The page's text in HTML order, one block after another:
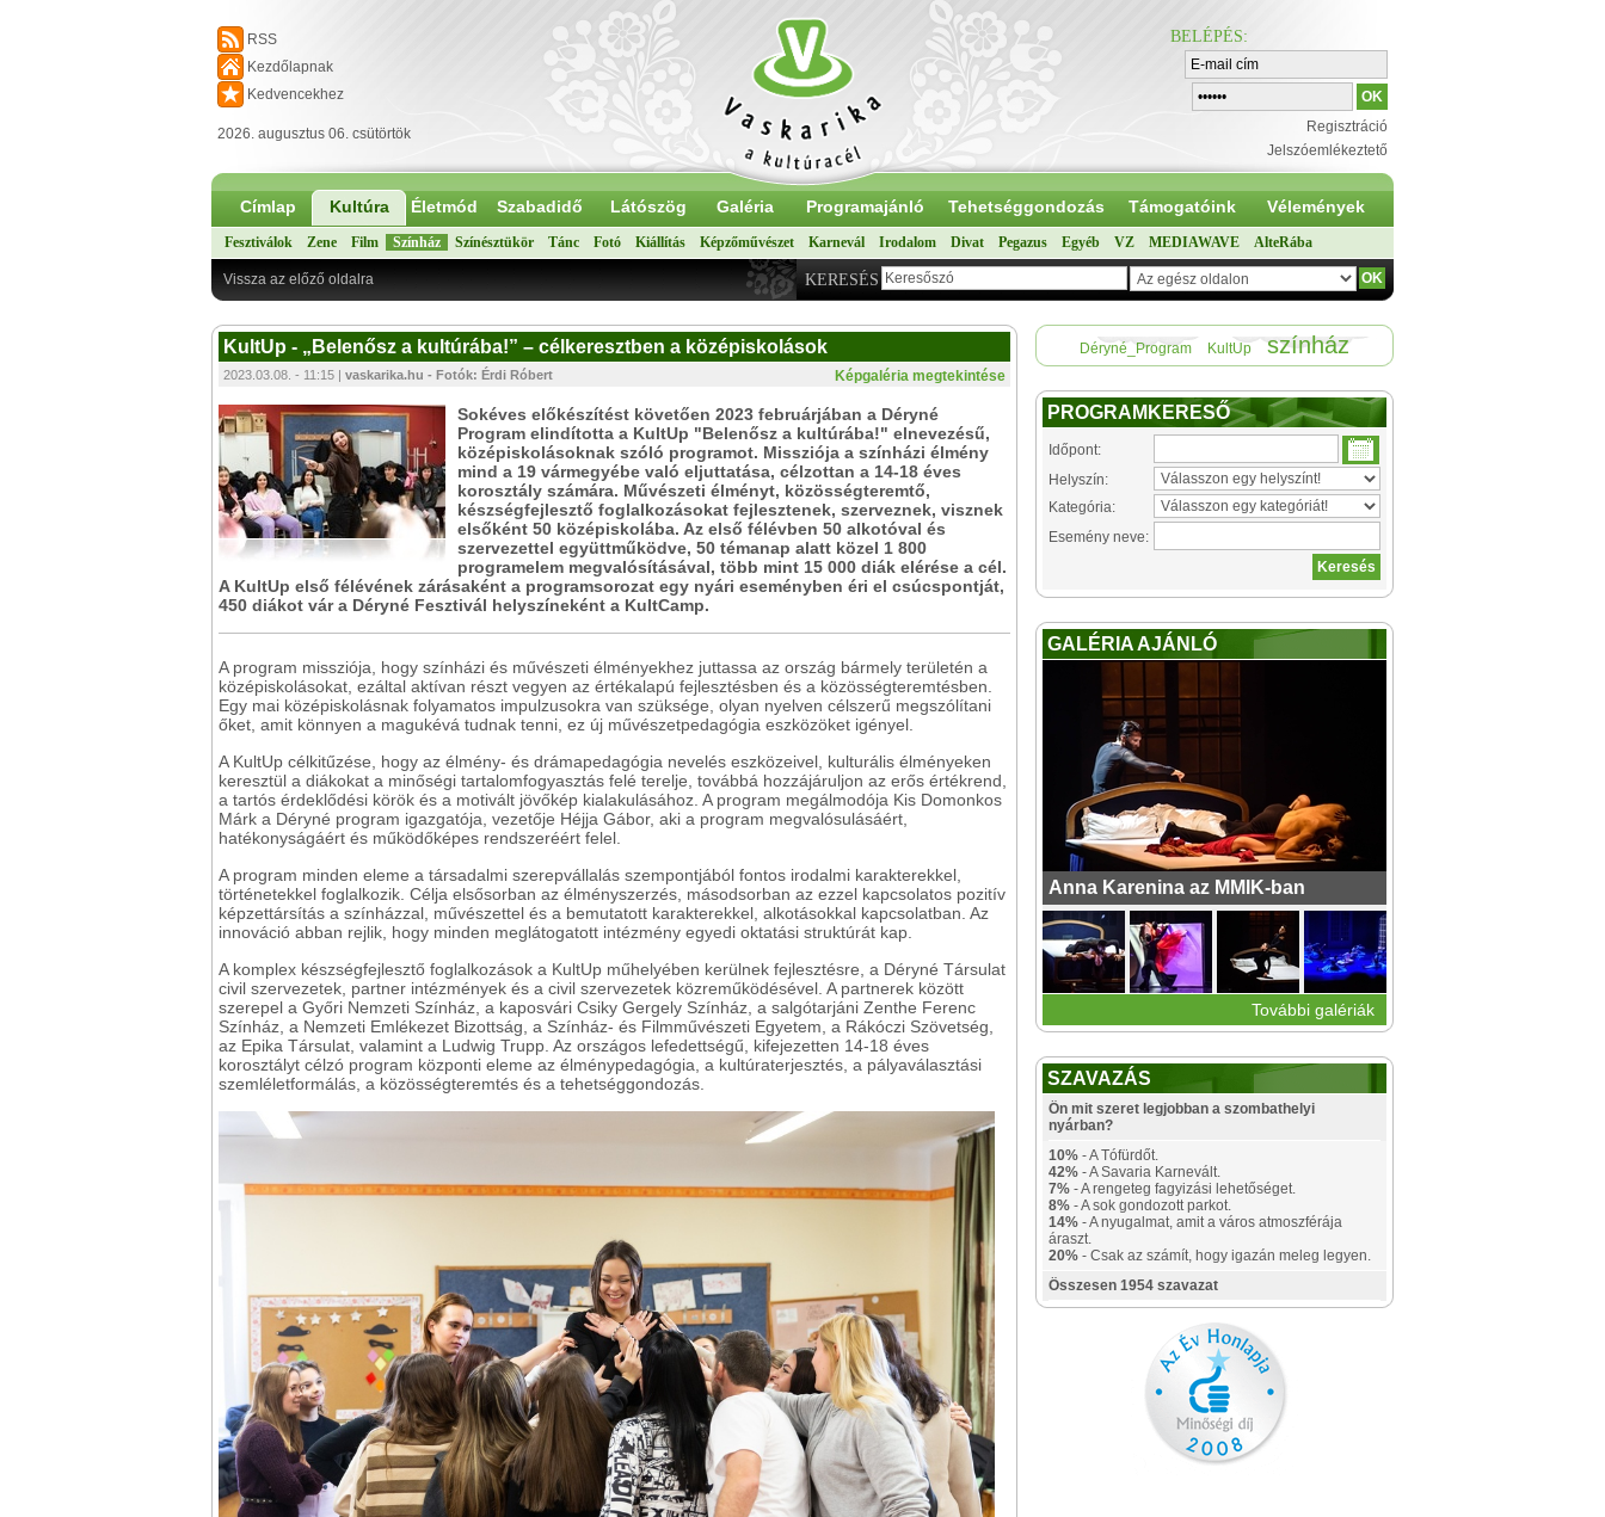
RSS
Kezdőlapnak
Kedvencekhez
2026. augusztus 06. csütörtök
BELÉPÉS:
Regisztráció
Jelszóemlékeztető
Címlap Kultúra Életmód Szabadidő Látószög Galéria Programajánló Tehetséggondozás Támogatóink Vélemények
Fesztiválok Zene Film Színház Színésztükör Tánc Fotó Kiállítás Képzőművészet Karnevál Irodalom Divat Pegazus Egyéb VZ MEDIAWAVE AlteRába
KERESÉS
Vissza az előző oldalra
KultUp - „Belenősz a kultúrába!” – célkeresztben a középiskolások
Képgaléria megtekintése
2023.03.08. - 11:15 | vaskarika.hu - Fotók: Érdi Róbert
Sokéves előkészítést követően 2023 februárjában a Déryné
Program elindította a KultUp "Belenősz a kultúrába!" elnevezésű,
középiskolásoknak szóló programot. Missziója a színházi élmény
mind a 19 vármegyébe való eljuttatása, célzottan a 14-18 éves
korosztály számára. Művészeti élményt, közösségteremtő,
készségfejlesztő foglalkozásokat fejlesztenek, szerveznek, visznek
elsőként 50 középiskolába. Az első félévben 50 alkotóval és
szervezettel együttműködve, 50 témanap alatt közel 1 800
programelem megvalósításával, több mint 15 000 diák elérése a cél.
A KultUp első félévének zárásaként a programsorozat egy nyári eseményben éri el csúcspontját,
450 diákot vár a Déryné Fesztivál helyszíneként a KultCamp.
A program missziója, hogy színházi és művészeti élményekhez juttassa az ország bármely területén a
középiskolásokat, ezáltal aktívan részt vegyen az értékalapú fejlesztésben és a közösségteremtésben.
Egy mai középiskolásnak folyamatos impulzusokra van szüksége, olyan nyelven célszerű megszólítani
őket, amit könnyen a magukévá tudnak tenni, ez új művészetpedagógia eszközöket igényel.
A KultUp célkitűzése, hogy az élmény- és drámapedagógia nevelés eszközeivel, kulturális élményeken
keresztül a diákokat a minőségi tartalomfogyasztás felé terelje, továbbá hozzájáruljon az erős értékrend,
a tartós érdeklődési körök és a motivált jövőkép kialakulásához. A program megálmodója Kis Domonkos
Márk a Déryné program igazgatója, vezetője Héjja Gábor, aki a program megvalósulásáért,
hatékonyságáért és működőképes rendszeréért felel.
A program minden eleme a társadalmi szerepvállalás szempontjából fontos irodalmi karakterekkel,
történetekkel foglalkozik. Célja elsősorban az élményszerzés, másodsorban az ezzel kapcsolatos pozitív
képzettársítás a színházzal, művészettel és a bemutatott karakterekkel, alkotásokkal kapcsolatban. Az
innováció abban rejlik, hogy minden meglátogatott intézmény egyedi oktatási struktúrát kap.
A komplex készségfejlesztő foglalkozások a KultUp műhelyében kerülnek fejlesztésre, a Déryné Társulat
civil szervezetek, partner intézmények és a civil szervezetek közreműködésével. A partnerek között
szerepel a Győri Nemzeti Színház, a kaposvári Csiky Gergely Színház, a salgótarjáni Zenthe Ferenc
Színház, a Nemzeti Emlékezet Bizottság, a Színház- és Filmművészeti Egyetem, a Rákóczi Szövetség,
az Epika Társulat, valamint a Ludwig Trupp. Az országos lefedettségű, kifejezetten 14-18 éves
korosztályt célzó program központi eleme az élménypedagógia, a kultúraterjesztés, a pályaválasztási
szemléletformálás, a közösségteremtés és a tehetséggondozás.
Déryné_Program KultUp színház
PROGRAMKERESŐ
Időpont:
Helyszín:
Kategória:
Esemény neve:
GALÉRIA AJÁNLÓ
Anna Karenina az MMIK-ban
További galériák
SZAVAZÁS
Ön mit szeret legjobban a szombathelyi
nyárban?
10% - A Tófürdőt.
42% - A Savaria Karnevált.
7% - A rengeteg fagyizási lehetőséget.
8% - A sok gondozott parkot.
14% - A nyugalmat, amit a város atmoszférája
áraszt.
20% - Csak az számít, hogy igazán meleg legyen.
Összesen 1954 szavazat